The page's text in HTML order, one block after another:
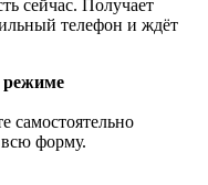
сейчас. Получает
телефон и ждёт
режиме
самостоятельно
всю форму.